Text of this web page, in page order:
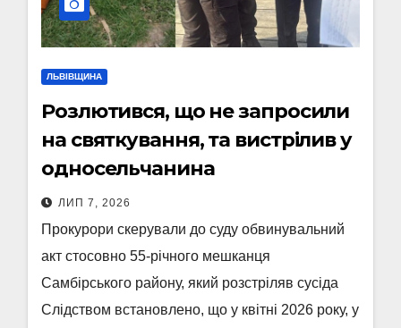
ЛЬВІВЩИНА
Розлютився, що не запросили
на святкування, та вистрілив у
односельчанина
ЛИП 7, 2026
Прокурори скерували до суду обвинувальний
акт стосовно 55-річного мешканця
Самбірського району, який розстріляв сусіда
Слідством встановлено, що у квітні 2026 року, у